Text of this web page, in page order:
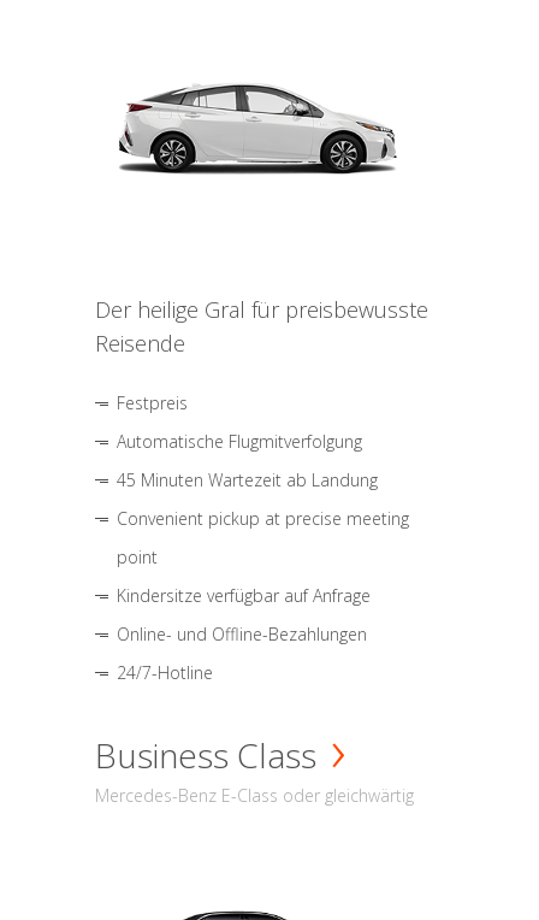
Der heilige Gral für preisbewusste
Reisende
Festpreis
Automatische Flugmitverfolgung
45 Minuten Wartezeit ab Landung
Convenient pickup at precise meeting
point
Kindersitze verfügbar auf Anfrage
Online- und Offline-Bezahlungen
24/7-Hotline
Business Class
Mercedes-Benz E-Class oder gleichwärtig